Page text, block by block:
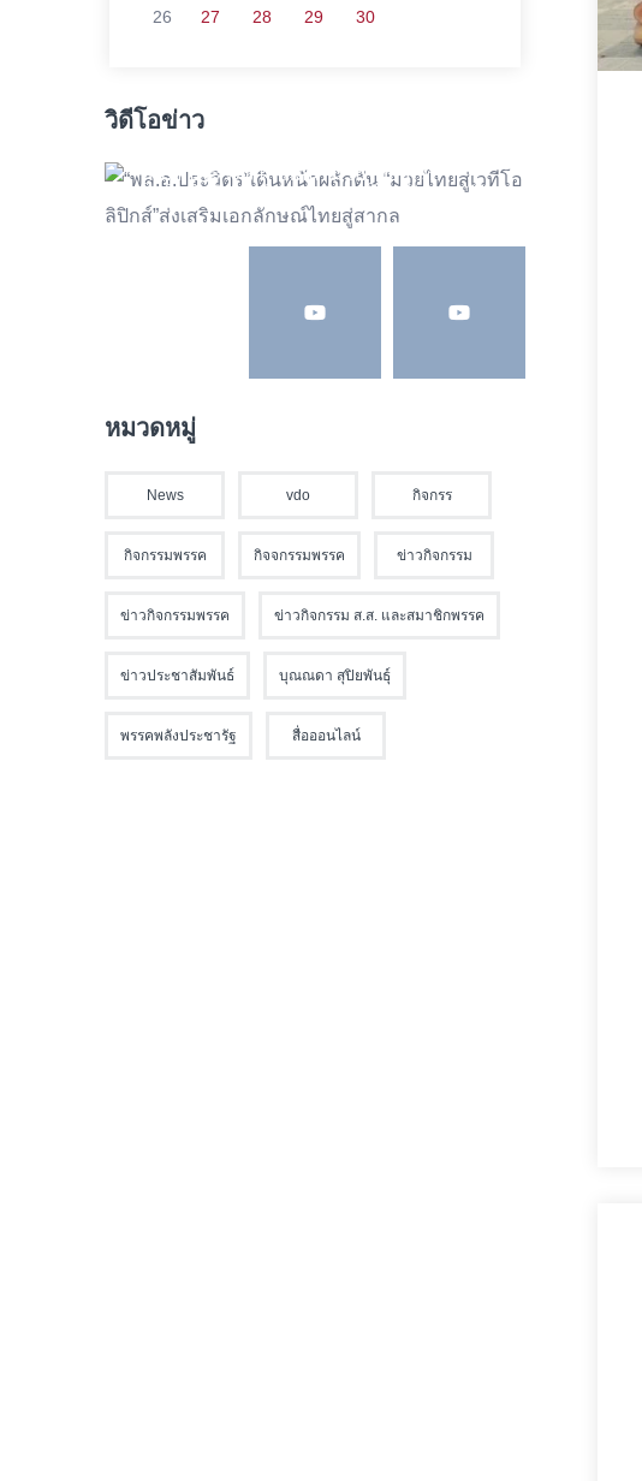
26 27 28 29 30
วิดีโอข่าว
พล.อ.ประวิตร ผลักดัน “มวยไทยสู่เวที
โอลิมปิก” ส่งเสริมเอกลักษณ์ไทยสู่สากล !!!
หมวดหมู่
News vdo กิจกรร
กิจกรรมพรรค กิจจกรรมพรรค ข่าวกิจกรรม
ข่าวกิจกรรมพรรค ข่าวกิจกรรม ส.ส. และสมาชิกพรรค
ข่าวประชาสัมพันธ์ บุณณดา สุปิยพันธุ์
พรรคพลังประชารัฐ สื่อออนไลน์